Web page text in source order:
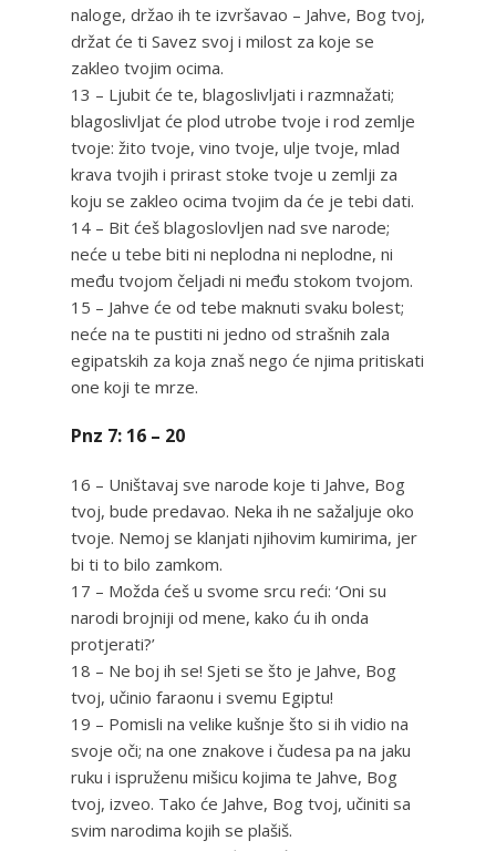
naloge, držao ih te izvršavao – Jahve, Bog tvoj,
držat će ti Savez svoj i milost za koje se
zakleo tvojim ocima.
13 – Ljubit će te, blagoslivljati i razmnažati;
blagoslivljat će plod utrobe tvoje i rod zemlje
tvoje: žito tvoje, vino tvoje, ulje tvoje, mlad
krava tvojih i prirast stoke tvoje u zemlji za
koju se zakleo ocima tvojim da će je tebi dati.
14 – Bit ćeš blagoslovljen nad sve narode;
neće u tebe biti ni neplodna ni neplodne, ni
među tvojom čeljadi ni među stokom tvojom.
15 – Jahve će od tebe maknuti svaku bolest;
neće na te pustiti ni jedno od strašnih zala
egipatskih za koja znaš nego će njima pritiskati
one koji te mrze.
Pnz 7: 16 – 20
16 – Uništavaj sve narode koje ti Jahve, Bog
tvoj, bude predavao. Neka ih ne sažaljuje oko
tvoje. Nemoj se klanjati njihovim kumirima, jer
bi ti to bilo zamkom.
17 – Možda ćeš u svome srcu reći: ‘Oni su
narodi brojniji od mene, kako ću ih onda
protjerati?’
18 – Ne boj ih se! Sjeti se što je Jahve, Bog
tvoj, učinio faraonu i svemu Egiptu!
19 – Pomisli na velike kušnje što si ih vidio na
svoje oči; na one znakove i čudesa pa na jaku
ruku i ispruženu mišicu kojima te Jahve, Bog
tvoj, izveo. Tako će Jahve, Bog tvoj, učiniti sa
svim narodima kojih se plašiš.